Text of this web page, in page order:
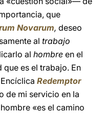
que
Novarum, deseo
al trabajo
al hombre en el
es el trabajo. En
Redemptor
de mi servicio en la
«es el camino